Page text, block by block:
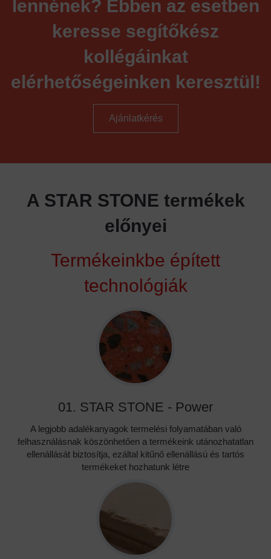
lennének? Ebben az esetben
keresse segítőkész
kollégáinkat
elérhetőségeinken keresztül!
Ajánlatkérés
A STAR STONE termékek
előnyei
Termékeinkbe épített
technológiák
01. STAR STONE - Power
A legjobb adalékanyagok termelési folyamatában való
felhasználásnak köszönhetően a termékeink utánozhatatlan
ellenállását biztosítja, ezáltal kitűnő ellenállású és tartós
termékeket hozhatunk létre